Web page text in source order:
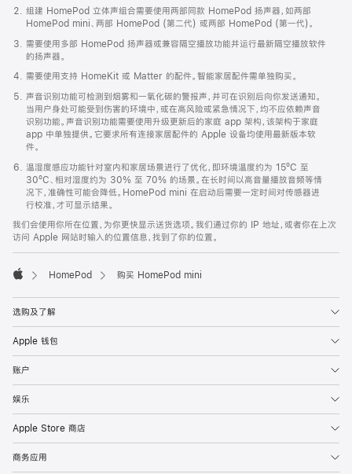
打
开)
组建 HomePod 立体声组合需要使用两部同款 HomePod 扬声器，如两部
HomePod mini、两部 HomePod (第二代) 或两部 HomePod (第一代)。
需要使用多部 HomePod 扬声器或兼容隔空播放功能并运行最新隔空播放软件
的扬声器。
需要使用支持 HomeKit 或 Matter 的配件。智能家居配件需单独购买。
声音识别功能可检测到烟雾和一氧化碳的警报声，并可在识别后向你发送通知。
当用户身处可能受到伤害的环境中，或在高风险或紧急情况下，均不应依赖声音
识别功能。声音识别功能需要使用升级更新后的家庭 app 架构，该架构于家庭
app 中单独提供。它要求所有连接家居配件的 Apple 设备均使用最新版本软
件。
温湿度感应功能针对室内和家居场景进行了优化，即环境温度约为 15ºC 至
30ºC、相对湿度约为 30% 至 70% 的场景。在长时间以高音量播放音频等情
况下，准确性可能会降低。HomePod mini 在启动后需要一定时间对传感器进
行校准，才可显示结果。
我们会使用你所在位置，为你更快显示送货选项。我们通过你的 IP 地址，或者你在上次
访问 Apple 网站时输入的位置信息，找到了你的位置。
HomePod 购买 HomePod mini
选购及了解
Apple 钱包
账户
娱乐
Apple Store 商店
商务应用